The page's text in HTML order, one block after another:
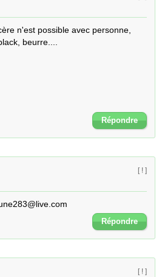
n'est possible avec personne,
beurre....
Répondre
[ ! ]
Répondre
[ ! ]